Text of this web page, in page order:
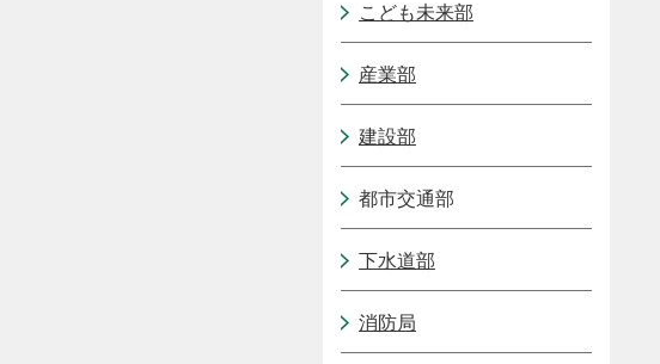
こども未来部
産業部
建設部
都市交通部
下水道部
消防局